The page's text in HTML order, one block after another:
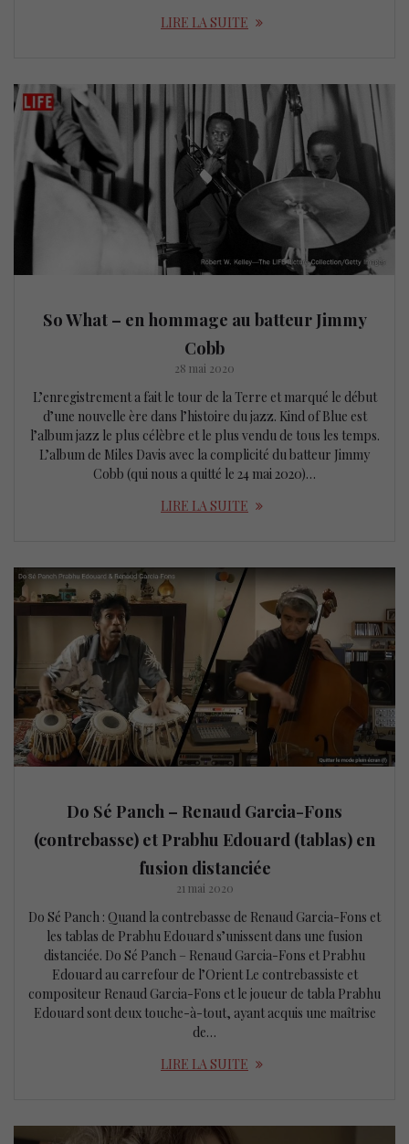
LIRE LA SUITE
So What – en hommage au batteur Jimmy
Cobb
28 mai 2020
L’enregistrement a fait le tour de la Terre et marqué le début
d’une nouvelle ère dans l’histoire du jazz. Kind of Blue est
l’album jazz le plus célèbre et le plus vendu de tous les temps.
L’album de Miles Davis avec la complicité du batteur Jimmy
Cobb (qui nous a quitté le 24 mai 2020)…
LIRE LA SUITE
Do Sé Panch – Renaud Garcia-Fons
(contrebasse) et Prabhu Edouard (tablas) en
fusion distanciée
21 mai 2020
Do Sé Panch : Quand la contrebasse de Renaud Garcia-Fons et
les tablas de Prabhu Edouard s’unissent dans une fusion
distanciée. Do Sé Panch – Renaud Garcia-Fons et Prabhu
Edouard au carrefour de l’Orient Le contrebassiste et
compositeur Renaud Garcia-Fons et le joueur de tabla Prabhu
Edouard sont deux touche-à-tout, ayant acquis une maîtrise
de…
LIRE LA SUITE